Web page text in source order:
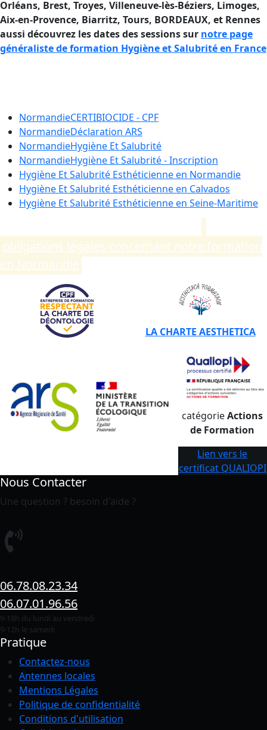
Orléans, Brest, Troyes, Villeneuve-lès-Béziers, Limoges,
Aix-en-Provence, Biarritz, Tours, BORDEAUX, et Rennes
aussi découvrez les dates des sessions sur notre page
généraliste de formation Hygiène et Salubrité en France
NormandieCERTIBIOCIDE - CPF
NormandieDéclaration ARS
NormandieHygiène Et Salubrité
NormandieHygiène Et Salubrité - Inscription
Hygiène Et Salubrité Esthéticienne en Normandie
Hygiène Et Salubrité Esthéticienne en Calvados
Hygiène Et Salubrité Esthéticienne en Seine-Maritime
obligations légales concernant notre formation
en Normandie
LA CHARTE AESTHETICA
catégorieActions
de Formation
Lien vers le
certificat QUALIOPI
Nous Contacter
Une question ? besoin d'aide ?
06.78.08.23.34
06.07.01.96.56
9-18h du lundi au vendredi
9-12h le samedi
Pratique
Contactez-nous
Antennes locales
Mentions Légales
Politique de confidentialité
Conditions d'utilisation